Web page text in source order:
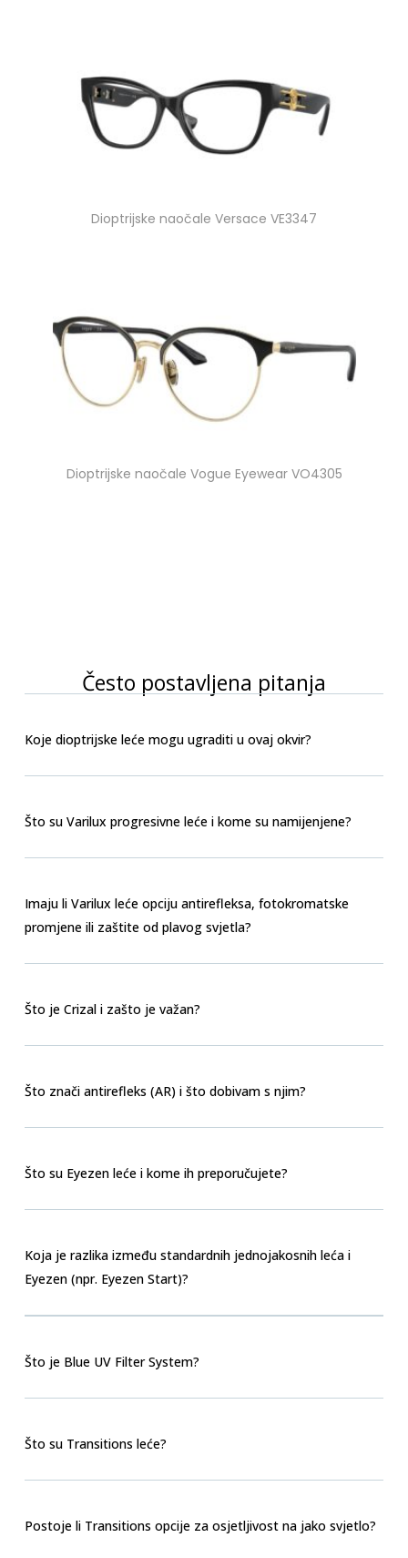
Dioptrijske naočale Versace VE3347
Dioptrijske naočale Vogue Eyewear VO4305
Često postavljena pitanja
Koje dioptrijske leće mogu ugraditi u ovaj okvir?
Što su Varilux progresivne leće i kome su namijenjene?
Imaju li Varilux leće opciju antirefleksa, fotokromatske
promjene ili zaštite od plavog svjetla?
Što je Crizal i zašto je važan?
Što znači antirefleks (AR) i što dobivam s njim?
Što su Eyezen leće i kome ih preporučujete?
Koja je razlika između standardnih jednojakosnih leća i
Eyezen (npr. Eyezen Start)?
Što je Blue UV Filter System?
Što su Transitions leće?
Postoje li Transitions opcije za osjetljivost na jako svjetlo?